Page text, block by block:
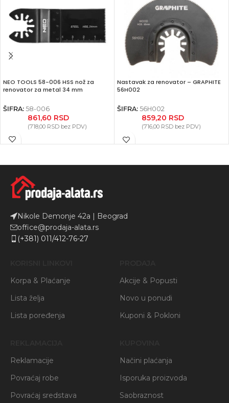
NEO TOOLS 58-006 HSS nož za
renovator za metal 34 mm
ŠIFRA: 58-006
861,60 RSD
(718,00 RSD bez PDV)
Nastavak za renovator – GRAPHITE
56H002
ŠIFRA: 56H002
859,20 RSD
(716,00 RSD bez PDV)
Nikole Demonje 42a | Beograd
office@prodaja-alata.rs
(+381) 011/412-76-27
Korpa & Plaćanje
Lista želja
Lista poređenja
Akcije & Popusti
Novo u ponudi
Kuponi & Pokloni
Reklamacije
Povraćaj robe
Povraćaj sredstava
Načini plaćanja
Isporuka proizvoda
Saobraznost